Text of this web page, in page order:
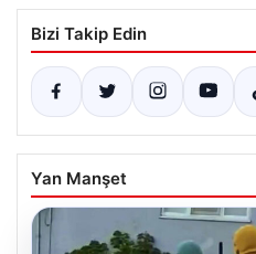
Bizi Takip Edin
Yan Manşet